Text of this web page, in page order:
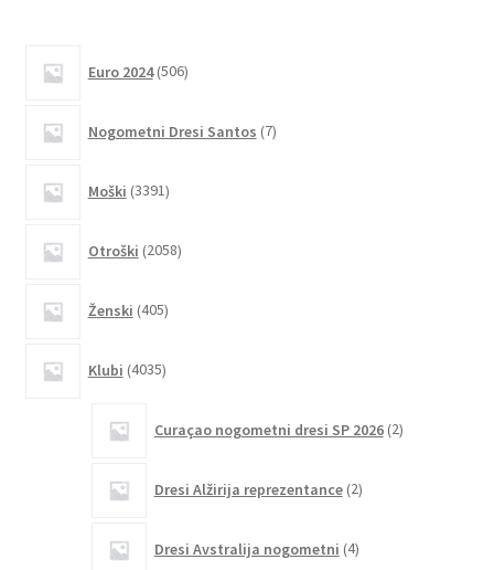
Euro 2024 506izdelkov
Nogometni Dresi Santos 7izdelkov
Moški 3391izdelkov
Otroški 2058izdelkov
Ženski 405izdelkov
Klubi 4035izdelkov
Curaçao nogometni dresi SP 2026 2izdelka
Dresi Alžirija reprezentance 2izdelka
Dresi Avstralija nogometni 4izdelki